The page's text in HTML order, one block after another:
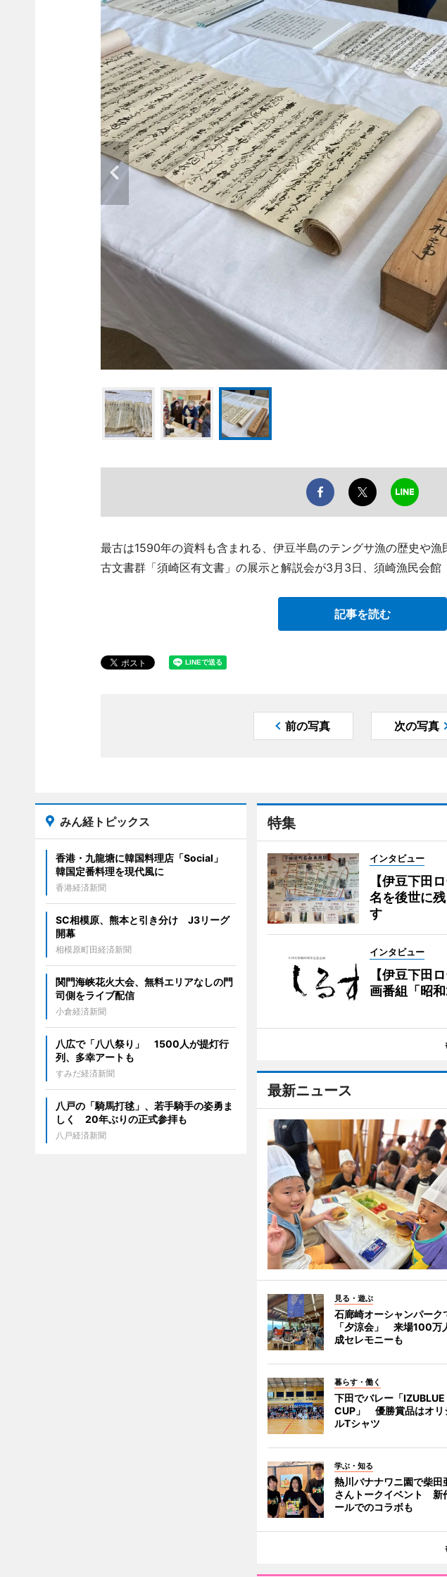
最古は1590年の資料も含まれる、伊豆半島のテングサ漁の歴史や
古文書群「須崎区有文書」の展示と解説会が3月3日、須崎漁民会館
記事を読む
前の写真 次の写真
特集
インタビュー
【伊豆下田
名を後世に
す
インタビュー
【伊豆下田
画番組「昭
最新ニュース
見る・遊ぶ
石廊崎オーシャンパーク
「夕涼会」 来場100万
成セレモニーも
暮らす・働く
下田でバレー「IZUBLUE
CUP」 優勝賞品はオリ
ルTシャツ
学ぶ・知る
熱川バナナワニ園で柴田
さんトークイベント 新
ールでのコラボも
みん経トピックス
香港・九龍塘に韓国料理店「Social」
韓国定番料理を現代風に
香港経済新聞
SC相模原、熊本と引き分け J3リーグ
開幕
相模原町田経済新聞
関門海峡花火大会、無料エリアなしの門
司側をライブ配信
小倉経済新聞
八広で「八八祭り」 1500人が提灯行
列、多幸アートも
すみだ経済新聞
八戸の「騎馬打毬」、若手騎手の姿勇ま
しく 20年ぶりの正式参拝も
八戸経済新聞